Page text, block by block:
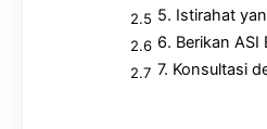
5. Istirahat
6. Berikan ASI
7. Konsultasi